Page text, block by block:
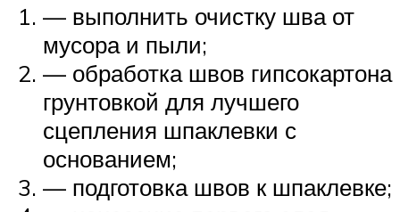
— выполнить очистку шва от
мусора и пыли;
— обработка швов гипсокартона
грунтовкой для лучшего
сцепления шпаклевки с
основанием;
— подготовка швов к шпаклевке;